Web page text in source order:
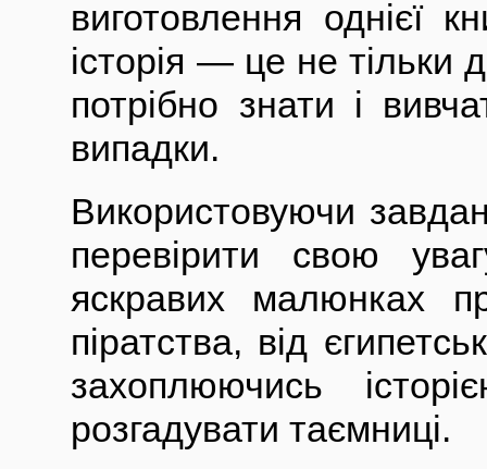
виготовлення однієї
історія — це не тільки
потрібно знати і
випадки.
Використовуючи
перевірити свою
яскравих малюнках
піратства, від
захоплюючись
розгадувати таємниці.